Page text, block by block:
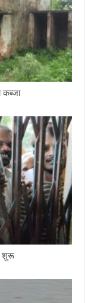
शुरू